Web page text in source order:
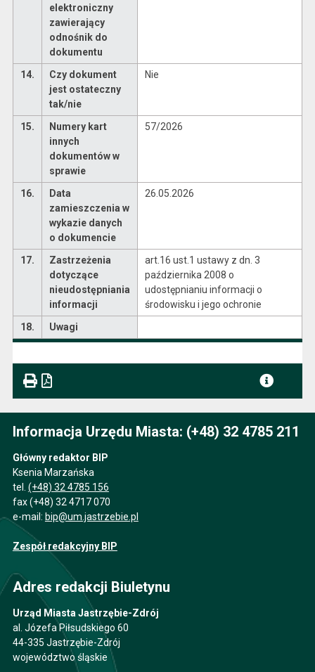
elektroniczny
zawierający
odnośnik do
dokumentu
14.
Czy dokument
jest ostateczny
tak/nie
Nie
15.
Numery kart
innych
dokumentów w
sprawie
57/2026
16.
Data
zamieszczenia w
wykazie danych
o dokumencie
26.05.2026
17.
Zastrzeżenia
dotyczące
nieudostępniania
informacji
art.16 ust.1 ustawy z dn. 3
października 2008 o
udostępnianiu informacji o
środowisku i jego ochronie
18.
Uwagi
Informacja Urzędu Miasta: (+48) 32 4785 211
Główny redaktor BIP
Ksenia Marzańska
tel. (+48) 32 4785 156
fax (+48) 32 4717 070
e-mail: bip@um.jastrzebie.pl
Zespół redakcyjny BIP
Adres redakcji Biuletynu
Urząd Miasta Jastrzębie-Zdrój
al. Józefa Piłsudskiego 60
44-335 Jastrzębie-Zdrój
województwo śląskie